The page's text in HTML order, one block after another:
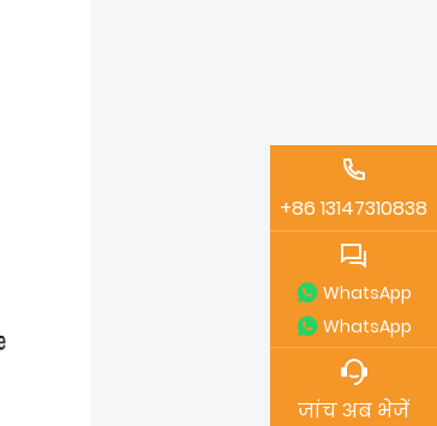
+86 13147310838
WhatsApp
WhatsApp
जांच अब भेजें